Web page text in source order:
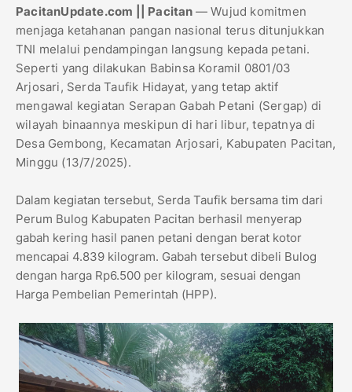
PacitanUpdate.com || Pacitan — Wujud komitmen
menjaga ketahanan pangan nasional terus ditunjukkan
TNI melalui pendampingan langsung kepada petani.
Seperti yang dilakukan Babinsa Koramil 0801/03
Arjosari, Serda Taufik Hidayat, yang tetap aktif
mengawal kegiatan Serapan Gabah Petani (Sergap) di
wilayah binaannya meskipun di hari libur, tepatnya di
Desa Gembong, Kecamatan Arjosari, Kabupaten Pacitan,
Minggu (13/7/2025).
Dalam kegiatan tersebut, Serda Taufik bersama tim dari
Perum Bulog Kabupaten Pacitan berhasil menyerap
gabah kering hasil panen petani dengan berat kotor
mencapai 4.839 kilogram. Gabah tersebut dibeli Bulog
dengan harga Rp6.500 per kilogram, sesuai dengan
Harga Pembelian Pemerintah (HPP).